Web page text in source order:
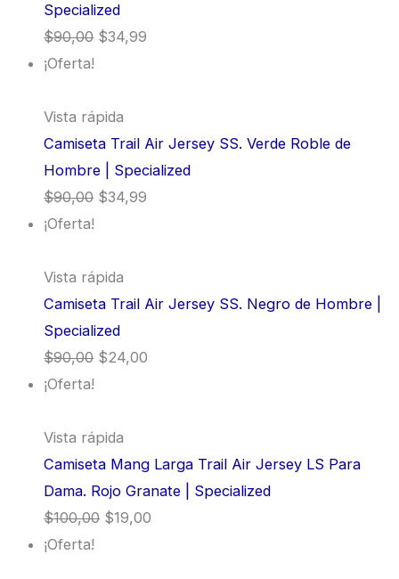
Specialized
$90,00 $34,99
¡Oferta!
Vista rápida
Camiseta Trail Air Jersey SS. Verde Roble de
Hombre | Specialized
$90,00 $34,99
¡Oferta!
Vista rápida
Camiseta Trail Air Jersey SS. Negro de Hombre |
Specialized
$90,00 $24,00
¡Oferta!
Vista rápida
Camiseta Mang Larga Trail Air Jersey LS Para
Dama. Rojo Granate | Specialized
$100,00 $19,00
¡Oferta!